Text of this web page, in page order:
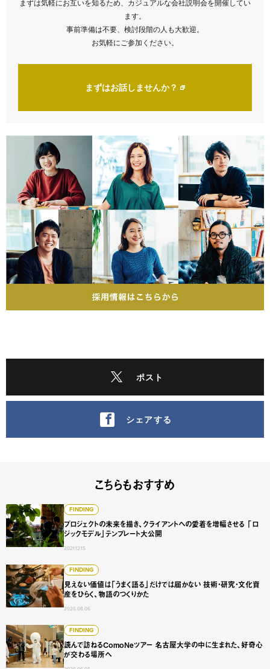
まずは気軽にお互いを知るため、カジュアルな会社説明会を開催してい
ます。
事前準備は不要、検討段階の人も大歓迎。
お気軽にご参加ください。
まずはお話しませんか？
ポスト
シェアする
こちらもおすすめ
FINDING
プロジェクトの未来を描き、クライアントへの愛着を増幅させる 「ロ
ジックモデル」テンプレート大公開
2021.12.15
プロジェクトの未来を描き、クライアントへの愛着を増幅
FINDING
見えない価値は「うまく語る」だけでは届かない 技術・研究・文化資
産をひらく、物語のつくりかた
2026.08.06
見えない価値は「うまく語る」だけでは届かない 技術・研
FINDING
読んで訪ねるComoNeツアー 名古屋大学の中に生まれた、好奇心
が交わる場所へ
読んで訪ねるComoNeツアー 名古屋大学の中に生まれた、